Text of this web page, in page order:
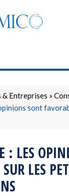
& Entreprises »
sont
: LES
LES